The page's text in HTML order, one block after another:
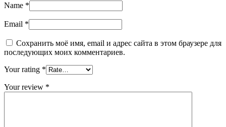
Name *
Email *
Сохранить моё имя, email и адрес сайта в этом браузере для
последующих моих комментариев.
Your rating *
Your review *